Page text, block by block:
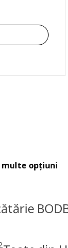
multe opțiuni